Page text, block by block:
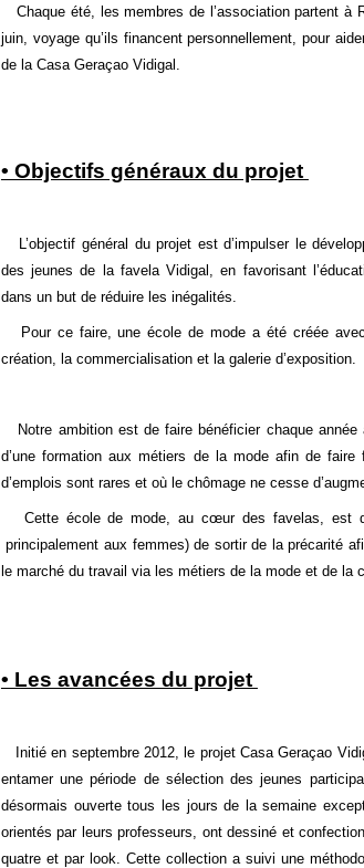
Chaque été, les membres de l’association partent à
juin, voyage qu’ils financent personnellement, pour
de la Casa Geraçao Vidigal.
• Objectifs généraux du projet
L’objectif général du projet est d’impulser le
des jeunes de la favela Vidigal, en favorisant
dans un but de réduire les inégalités.
Pour ce faire, une école de mode a été créée
création, la commercialisation et la galerie d’exposition.
Notre ambition est de faire bénéficier chaque
d’une formation aux métiers de la mode afin de
d’emplois sont rares et où le chômage ne cesse
Cette école de mode, au cœur des favelas, est
principalement aux femmes) de sortir de la précarité
le marché du travail via les métiers de la mode et de la
• Les avancées du projet
Initié en septembre 2012, le projet Casa Geraçao
entamer une période de sélection des jeunes
désormais ouverte tous les jours de la semaine
orientés par leurs professeurs, ont dessiné et
quatre et par look. Cette collection a suivi une